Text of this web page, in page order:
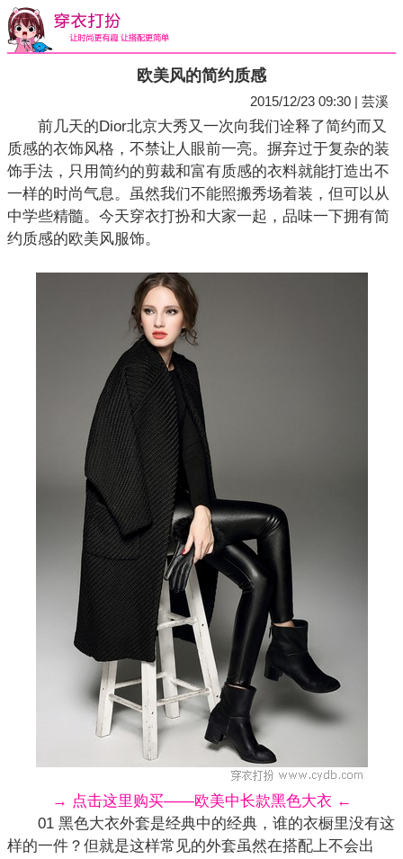
欧美风的简约质感
2015/12/23 09:30 | 芸溪
前几天的Dior北京大秀又一次向我们诠释了简约而又
质感的衣饰风格，不禁让人眼前一亮。摒弃过于复杂的装
饰手法，只用简约的剪裁和富有质感的衣料就能打造出不
一样的时尚气息。虽然我们不能照搬秀场着装，但可以从
中学些精髓。今天穿衣打扮和大家一起，品味一下拥有简
约质感的欧美风服饰。
→ 点击这里购买——欧美中长款黑色大衣 ←
01 黑色大衣外套是经典中的经典，谁的衣橱里没有这
样的一件？但就是这样常见的外套虽然在搭配上不会出